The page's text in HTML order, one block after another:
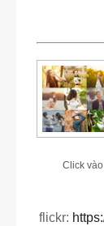
Click
flickr: